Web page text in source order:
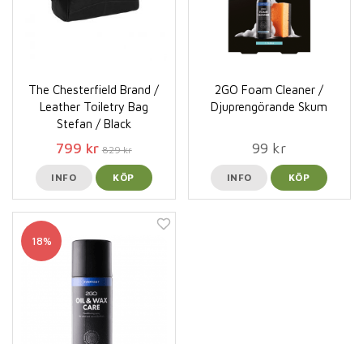
The Chesterfield Brand /
Leather Toiletry Bag
Stefan / Black
799 kr 829 kr
INFO KÖP
2GO Foam Cleaner /
Djuprengörande Skum
99 kr
INFO KÖP
18%